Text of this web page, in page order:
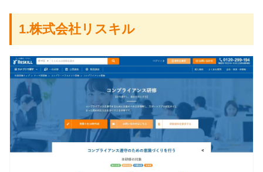
1.株式会社リスキル